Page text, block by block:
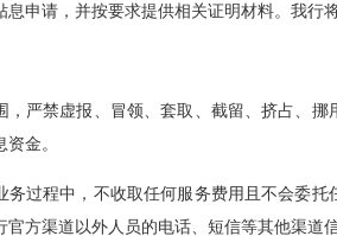
申请，并按要求提供相关证明材料。我行
，严禁虚报、冒领、套取、截留、挤占、
金。
务过程中，不收取任何服务费用且不会委
方渠道以外人员的电话、短信等其他渠道信